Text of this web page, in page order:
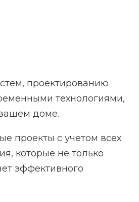
проектированию
технологиями,
доме.
проекты с учетом всех
которые не только
эффективного